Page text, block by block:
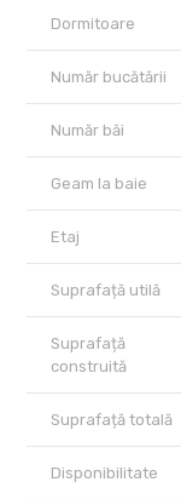
pregatite pentru
comision pentru
rezervarii
Dormitoare
Număr bucătării
Număr băi
Geam la baie
Etaj
Suprafață utilă
Suprafață
construită
Suprafață totală
Disponibilitate